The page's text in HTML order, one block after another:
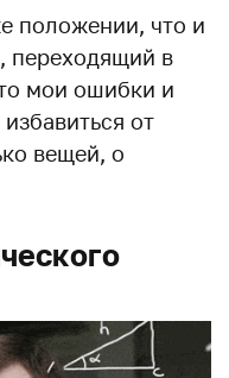
положении, что и
переходящий в
мои ошибки и
от
вещей, о